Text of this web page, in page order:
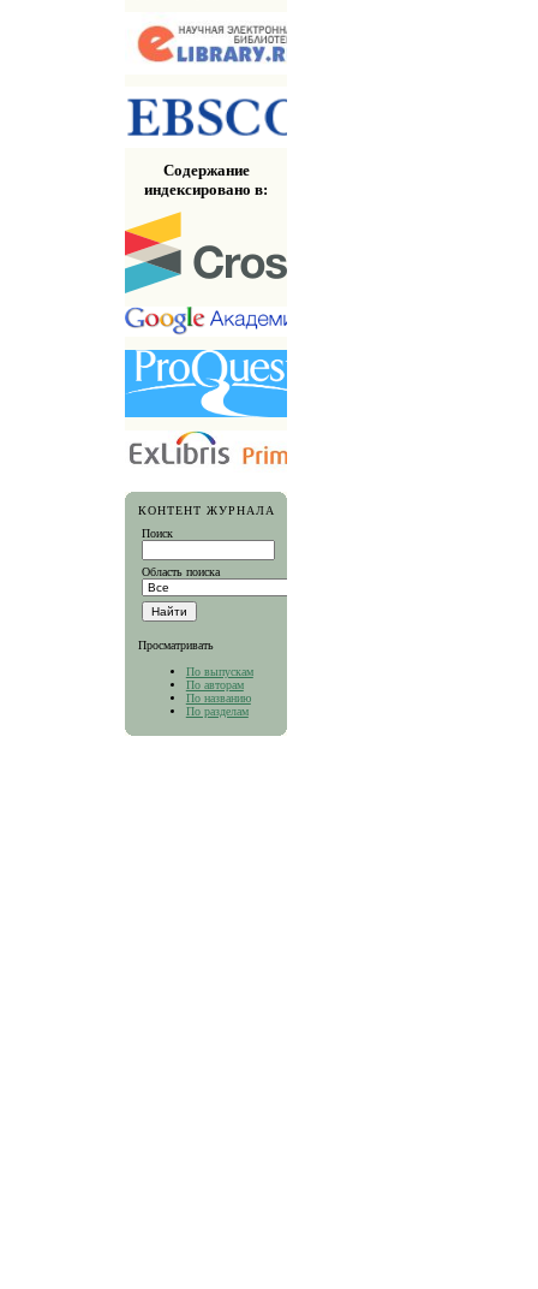
Содержание
индексировано в:
КОНТЕНТ ЖУРНАЛА
Поиск
Область поиска
Просматривать
По выпускам
По авторам
По названию
По разделам